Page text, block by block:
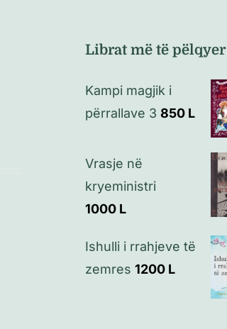
Librat më të pëlqyer
Kampi magjik i
përrallave 3 850 L
Vrasje në
kryeministri
1000 L
Ishulli i rrahjeve të
zemres 1200 L